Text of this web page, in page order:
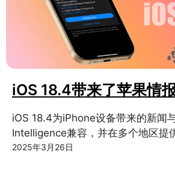
iOS 18.4带来了苹果情
iOS 18.4为iPhone设备带来的新闻
Intelligence兼容，并在多个地区提
2025年3月26日